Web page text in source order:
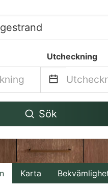
Utcheckning
Navigate
to
interact
with
the
Sök
Karta